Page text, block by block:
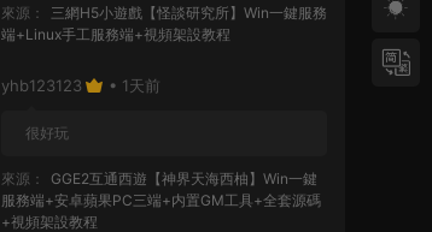
來源：
三網H5小遊戲【怪談研究所】Win一鍵服務
端+Linux手工服務端+視頻架設教程
yhb123123 • 1天前
很好玩
來源：
GGE2互通西遊【神界天海西柚】Win一鍵
服務端+安卓蘋果PC三端+内置GM工具+全套源碼
+視頻架設教程